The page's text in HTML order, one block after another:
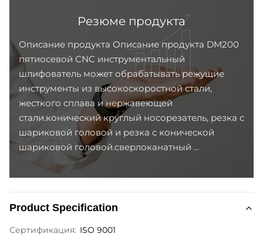
Резюме продукта
Описание продукта Описание продукта DM200
пятиосевой CNC инструментальный
шлифователь может обрабатывать режущие
инструменты из высокоскоростной стали,
жесткого сплава и нержавеющей
стали.конический круглый носорезатель, резка с
шариковой головой и резка с конической
шариковой головой.сверлоканатный ...
Product Specification
Сертификация: ISO 9001